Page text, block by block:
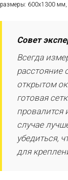
размеры: 600х1300 мм,
Совет
Всегда
расстояние
открытом
готовая
провалится
случае
убедиться,
для